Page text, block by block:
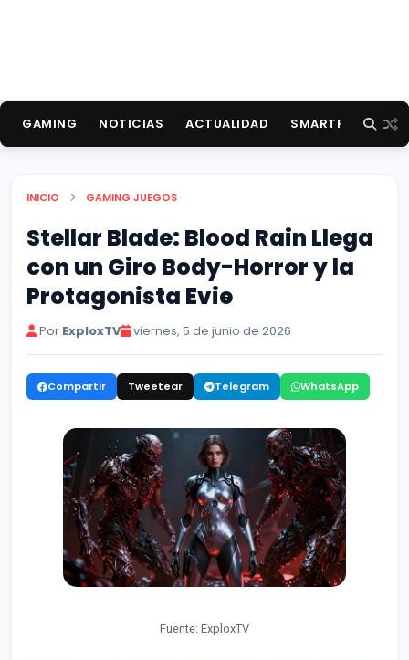
GAMING NOTICIAS ACTUALIDAD SMARTPHONES
INICIO GAMING JUEGOS
Stellar Blade: Blood Rain Llega
con un Giro Body-Horror y la
Protagonista Evie
Por ExploxTV viernes, 5 de junio de 2026
Compartir Tweetear Telegram WhatsApp
Fuente: ExploxTV